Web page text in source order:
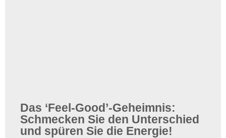
Das ‘Feel-Good’-Geheimnis:
Schmecken Sie den Unterschied
und spüren Sie die Energie!